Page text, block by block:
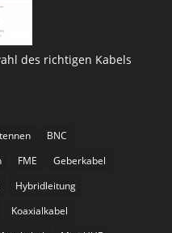
des richtigen Kabels
BNC
FME
Geberkabel
Hybridleitung
Koaxialkabel